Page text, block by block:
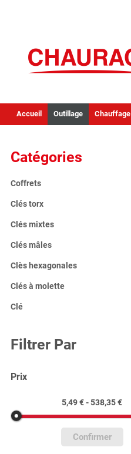
Accueil Outillage Chauffage
Catégories
Coffrets
Clés torx
Clés mixtes
Clés mâles
Clès hexagonales
Clés à molette
Clé
Filtrer Par
Prix
5,49 € - 538,35 €
Confirmer